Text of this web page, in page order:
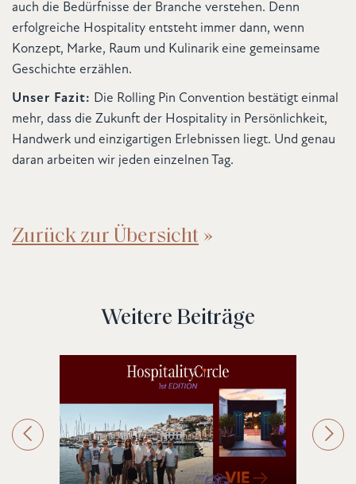
auch die Bedürfnisse der Branche verstehen. Denn
erfolgreiche Hospitality entsteht immer dann, wenn
Konzept, Marke, Raum und Kulinarik eine gemeinsame
Geschichte erzählen.
Unser Fazit: Die Rolling Pin Convention bestätigt einmal
mehr, dass die Zukunft der Hospitality in Persönlichkeit,
Handwerk und einzigartigen Erlebnissen liegt. Und genau
daran arbeiten wir jeden einzelnen Tag.
Zurück zur Übersicht
Weitere Beiträge